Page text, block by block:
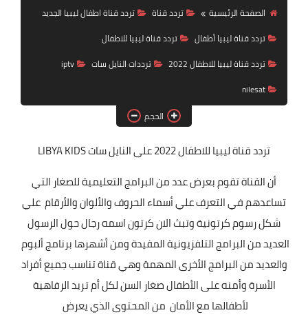
تردد قناة
nilesat
iptv
ترددات النايل سات
الصفحة الرئيسية
تردد قناة
تردد قناة اطفال ليبيا الجديد
تردد قناة ليبيا أطفال
تردد قناة ليبيا للاطفال
تردد قناة ليبيا للاطفال 2022
ترددات النايل سات
iptv
nilesat
الحجم
تردد قناة ليبيا للاطفال
أن القناة تقوم بعرض عدد من البرامج التعليمية للصغار التي
تساعدهم في التعرف علي أسماء الحروف والألوان والأرقام علي
شكل رسوم كرتونية وتبث الان كرتون اسمه رجال حول الرسول
العديد من البرامج التلفزيونية المفيدة ومن أشهرها برنامج ألبوم
والعديد من البرامج الأخرى المهمة وهي قناة تناسب جميع أفراد
الأسرة وأمنه على الأطفال صغار السن لكل أم تريد الرفاهية
لأطفالها مع الأمان من المحتوى الذي يعرض